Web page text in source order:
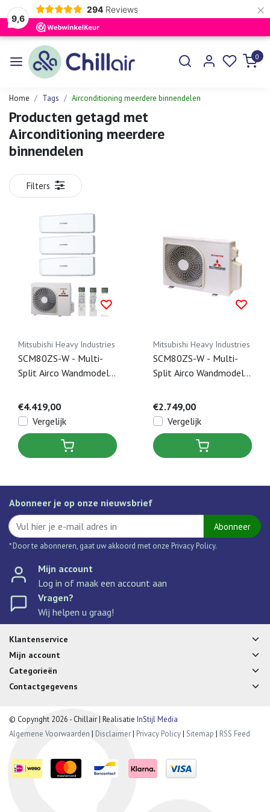
9,6
294 Reviews ×
0
Home Tags Airconditioning meerdere binnendelen
Producten getagd met
Airconditioning meerdere
binnendelen
Filters
Mitsubishi Heavy Industries
SCM80ZS-W - Multi-
Split Airco Wandmodel -
€4.419,00
Vergelijk
Mitsubishi Heavy Industries
SCM80ZS-W - Multi-
Split Airco Wandmodel -
€2.749,00
Vergelijk
Abonneer je op onze nieuwsbrief
Abonneer
* Door te abonneren, gaat uw akkoord met onze Privacy Policy.
Mijn account
Log in of maak een account aan
Vragen?
Wij helpen u graag!
Klantenservice
Mijn account
Categorieën
Contactgegevens
© Copyright 2026 - Chillair | Realisatie InStijl Media
Algemene Voorwaarden | Disclaimer| Privacy Policy| Sitemap | RSS Feed